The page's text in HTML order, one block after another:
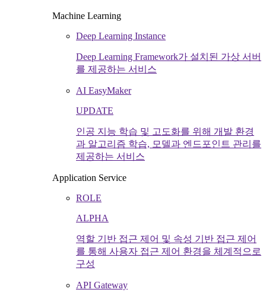
Machine Learning
Deep Learning Instance
Deep Learning Framework가 설치된 가상 서버
를 제공하는 서비스
AI EasyMaker
UPDATE
인공 지능 학습 및 고도화를 위해 개발 환경
과 알고리즘 학습, 모델과 엔드포인트 관리를
제공하는 서비스
Application Service
ROLE
ALPHA
역할 기반 접근 제어 및 속성 기반 접근 제어
를 통해 사용자 접근 제어 환경을 체계적으로
구성
API Gateway